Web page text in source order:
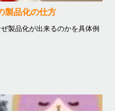
製品化の仕方
製品化が出来るのかを具体例